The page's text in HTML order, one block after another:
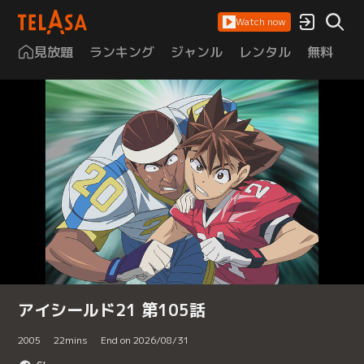
Watch now
見放題 ランキング ジャンル レンタル 無料
アイシールド21 第105話
2005 22mins End on 2026/08/31